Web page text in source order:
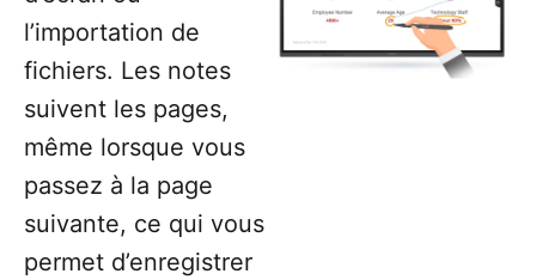
l’importation de
fichiers. Les notes
suivent les pages,
même lorsque vous
passez à la page
suivante, ce qui vous
permet d’enregistrer